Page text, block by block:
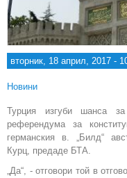
вторник, 18 април, 2017 -
Новини
Турция изгуби шанса
референдума за
германския в. „Билд“
Курц, предаде БТА.
„Да“, - отговори той в